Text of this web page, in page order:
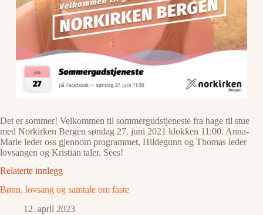
Det er sommer! Velkommen til sommergudstjeneste fra hage til stue
med Norkirken Bergen søndag 27. juni 2021 klokken 11:00. Anna-
Marie leder oss gjennom programmet, Hildegunn og Thomas leder
lovsangen og Kristian taler. Sees!
Relaterte innlegg
Bønn, lovsang og samtale om faste
12. april 2023